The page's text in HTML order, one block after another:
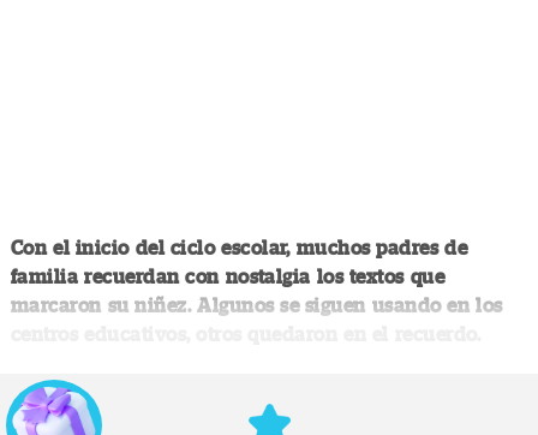
Con el inicio del ciclo escolar, muchos padres de
familia recuerdan con nostalgia los textos que
marcaron su niñez. Algunos se siguen usando en los